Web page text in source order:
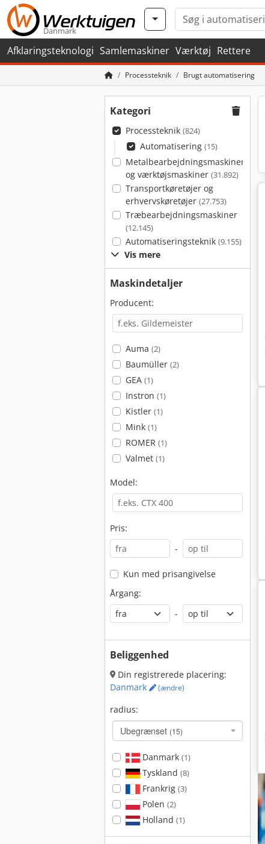
Danmark
Afklaringsteknologi Samlemaskiner Værktøj Rettere
Processteknik Brugt automatisering
Kategori
Processteknik (824)
Automatisering (15)
Metalbearbejdningsmaskiner
og værktøjsmaskiner (31.892)
Transportkøretøjer og
erhvervskøretøjer (27.753)
Træbearbejdningsmaskiner
(12.145)
Automatiseringsteknik (9.155)
Vis mere
Maskindetaljer
Producent:
Auma (2)
Baumüller (2)
GEA (1)
Instron (1)
Kistler (1)
Mink (1)
ROMER (1)
Valmet (1)
Model:
Pris:
-
Kun med prisangivelse
Årgang:
-
Beliggenhed
Din registrerede placering:
Danmark
(ændre)
radius:
Ubegrænset (15)
Danmark (1)
Tyskland (8)
Frankrig (3)
Polen (2)
Holland (1)